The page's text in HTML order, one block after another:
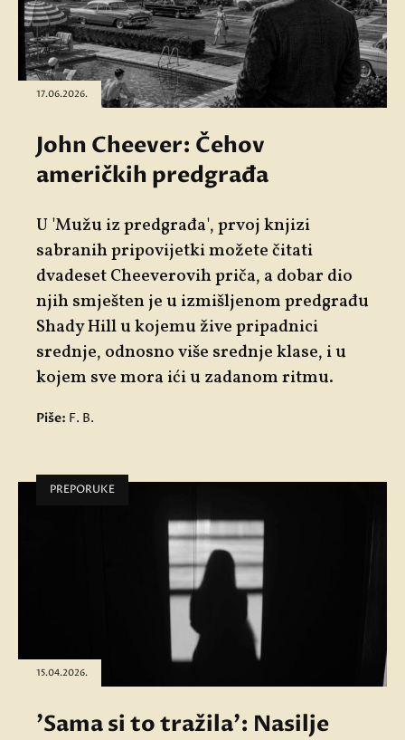
17.06.2026.
John Cheever: Čehov
američkih predgrađa
U 'Mužu iz predgrađa', prvoj knjizi
sabranih pripovijetki možete čitati
dvadeset Cheeverovih priča, a dobar dio
njih smješten je u izmišljenom predgrađu
Shady Hill u kojemu žive pripadnici
srednje, odnosno više srednje klase, i u
kojem sve mora ići u zadanom ritmu.
Piše: F. B.
PREPORUKE
15.04.2026.
'Sama si to tražila': Nasilje